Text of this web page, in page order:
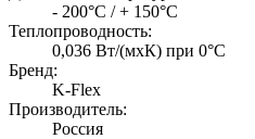
- 200°C / + 150°C
Теплопроводность:
0,036 Вт/(мxК) при 0°C
Бренд:
K-Flex
Производитель:
Россия